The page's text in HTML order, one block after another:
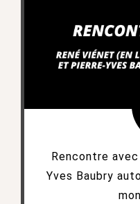
Rencontre
Yves Baubry